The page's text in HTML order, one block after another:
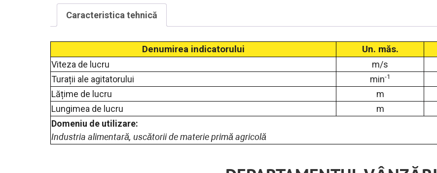
Caracteristica tehnică
Denumirea indicatorului Un. măs.
Viteza de lucru m/s
Turații ale agitatorului
min-1
Lățime de lucru
m
Lungimea de lucru
m
Domeniu de utilizare:
Industria alimentară, uscătorii de materie primă agricolă